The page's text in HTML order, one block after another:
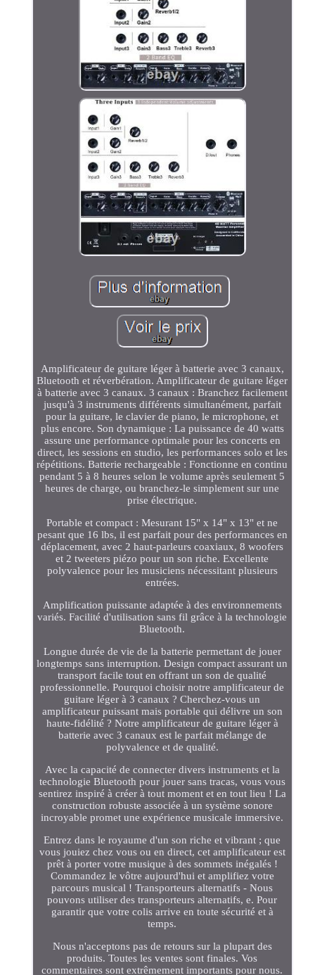
Amplificateur de guitare léger à batterie avec 3 canaux,
Bluetooth et réverbération. Amplificateur de guitare léger
à batterie avec 3 canaux. 3 canaux : Branchez facilement
jusqu'à 3 instruments différents simultanément, parfait
pour la guitare, le clavier de piano, le microphone, et
plus encore. Son dynamique : La puissance de 40 watts
assure une performance optimale pour les concerts en
direct, les sessions en studio, les performances solo et les
répétitions. Batterie rechargeable : Fonctionne en continu
pendant 5 à 8 heures selon le volume après seulement 5
heures de charge, ou branchez-le simplement sur une
prise électrique.
Portable et compact : Mesurant 15" x 14" x 13" et ne
pesant que 16 lbs, il est parfait pour des performances en
déplacement, avec 2 haut-parleurs coaxiaux, 8 woofers
et 2 tweeters piézo pour un son riche. Excellente
polyvalence pour les musiciens nécessitant plusieurs
entrées.
Amplification puissante adaptée à des environnements
variés. Facilité d'utilisation sans fil grâce à la technologie
Bluetooth.
Longue durée de vie de la batterie permettant de jouer
longtemps sans interruption. Design compact assurant un
transport facile tout en offrant un son de qualité
professionnelle. Pourquoi choisir notre amplificateur de
guitare léger à 3 canaux ? Cherchez-vous un
amplificateur puissant mais portable qui délivre un son
haute-fidélité ? Notre amplificateur de guitare léger à
batterie avec 3 canaux est le parfait mélange de
polyvalence et de qualité.
Avec la capacité de connecter divers instruments et la
technologie Bluetooth pour jouer sans tracas, vous vous
sentirez inspiré à créer à tout moment et en tout lieu ! La
construction robuste associée à un système sonore
incroyable promet une expérience musicale immersive.
Entrez dans le royaume d'un son riche et vibrant ; que
vous jouiez chez vous ou en direct, cet amplificateur est
prêt à porter votre musique à des sommets inégalés !
Commandez le vôtre aujourd'hui et amplifiez votre
parcours musical ! Transporteurs alternatifs - Nous
pouvons utiliser des transporteurs alternatifs, e. Pour
garantir que votre colis arrive en toute sécurité et à
temps.
Nous n'acceptons pas de retours sur la plupart des
produits. Toutes les ventes sont finales. Vos
commentaires sont extrêmement importants pour nous.